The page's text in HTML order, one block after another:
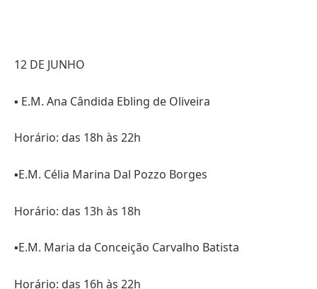
12 DE JUNHO
▪️ E.M. Ana Cândida Ebling de Oliveira
Horário: das 18h às 22h
▪️E.M. Célia Marina Dal Pozzo Borges
Horário: das 13h às 18h
▪️E.M. Maria da Conceição Carvalho Batista
Horário: das 16h às 22h